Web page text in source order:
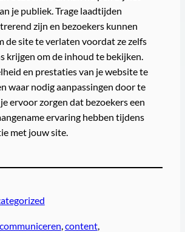
je publiek. Trage laadtijden
zijn en bezoekers kunnen
de site te verlaten voordat ze zelfs
krijgen om de inhoud te bekijken.
en prestaties van je website te
waar nodig aanpassingen door te
ervoor zorgen dat bezoekers een
ervaring hebben tijdens
met jouw site.
communiceren content